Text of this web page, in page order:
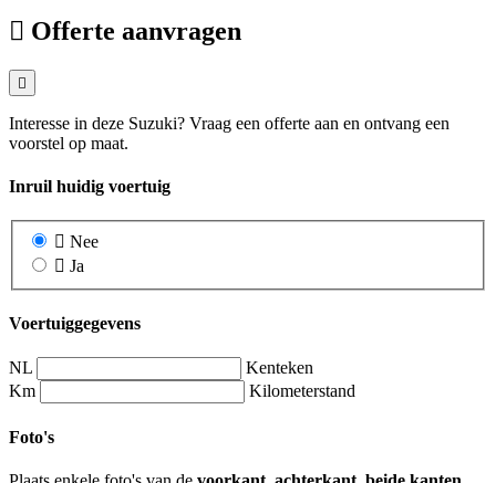
Offerte aanvragen
Interesse in deze Suzuki? Vraag een offerte aan en ontvang een
voorstel op maat.
Inruil huidig voertuig
Nee
Ja
Voertuiggegevens
NL
Kenteken
Km
Kilometerstand
Foto's